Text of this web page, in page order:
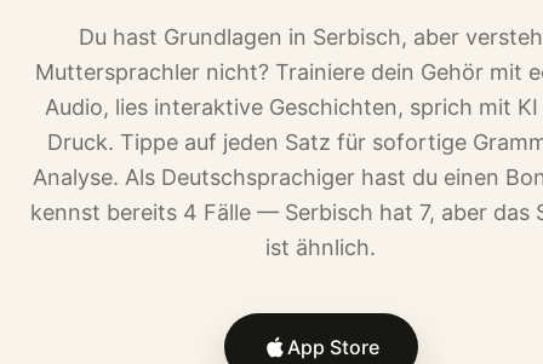
Du hast Grundlagen in Serbisch, aber
Muttersprachler nicht? Trainiere dein Gehör mit
Audio, lies interaktive Geschichten, sprich mit
Druck. Tippe auf jeden Satz für sofortige
Analyse. Als Deutschsprachiger hast du einen
kennst bereits 4 Fälle — Serbisch hat 7, aber das
ist ähnlich.
App Store